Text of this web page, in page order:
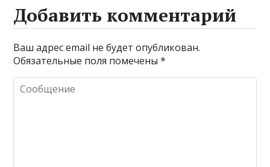
Добавить комментарий
Ваш адрес email не будет опубликован.
Обязательные поля помечены*